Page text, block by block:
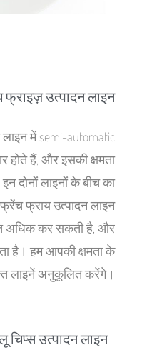
उत्पादन लाइन
लाइन में semi-automatic
होते हैं, और इसकी क्षमता
दोनों लाइनों के बीच का
फ्राय उत्पादन लाइन
अधिक कर सकती है, और
है। हम आपकी क्षमता के
लाइनें अनुकूलित करेंगे।
उत्पादन लाइन